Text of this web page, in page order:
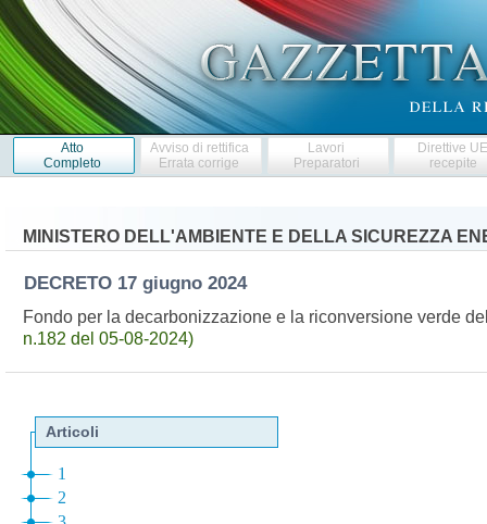
Atto
Completo
Avviso di rettifica
Errata corrige
Lavori
Preparatori
Direttive
recepite
MINISTERO DELL'AMBIENTE E DELLA SICUREZZA
DECRETO 17 giugno 2024
Fondo per la decarbonizzazione e la riconversione verde
n.182 del 05-08-2024)